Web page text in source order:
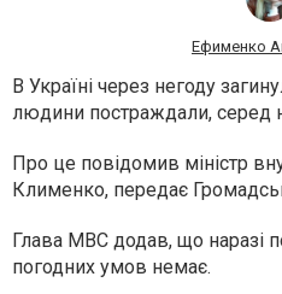
Ефименко
В Україні через негоду
людини постраждали, серед
Про це повідомив міністр
Клименко, передає
Глава МВС додав, що наразі
погодних умов немає.